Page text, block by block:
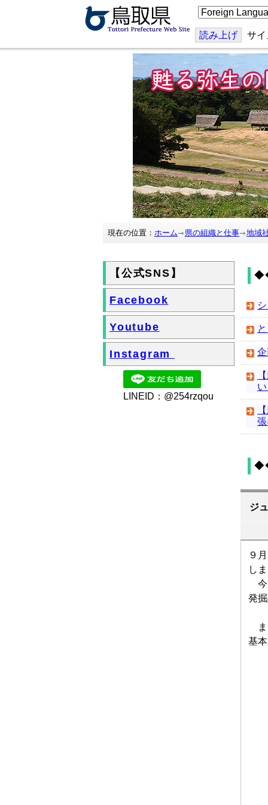
こ
の
ジ
を
翻
訳
す
る
読み上げ サイ
現在の位置： ホーム 県の組織と仕事 地域
【公式SNS】
Facebook
Youtube
Instagram
LINEID：@254rzqou
ジ
９
し
今
発
ま
基